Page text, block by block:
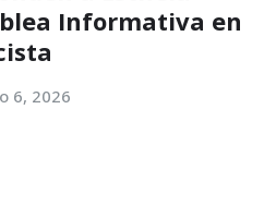
Informativa en
6, 2026